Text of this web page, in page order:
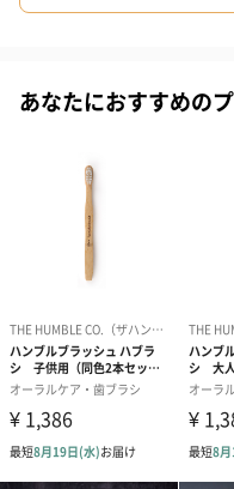
ワックスには、天然のフレ
リトールを配合しております
フロッシング後は心地よい
＜ご使用方法＞
フロスを歯の側面に沿わせ
れをかき落とします。
4種類のバリエーション
あなたにおすすめの